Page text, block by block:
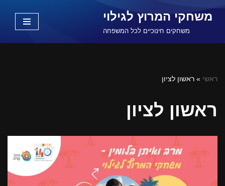
משחקי המרוץ לגילוי
משחקים חינוכיים לכל המשפחה
ראשי » ראשון לציון
ראשון לציון